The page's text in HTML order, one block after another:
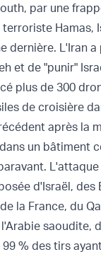
par une
Hamas,
dernière. L'Iran
et de "punir"
plus de 300
de croisière
après la
un bâtiment
d'Israël, des
la France, du
saoudite,
99 % des tirs